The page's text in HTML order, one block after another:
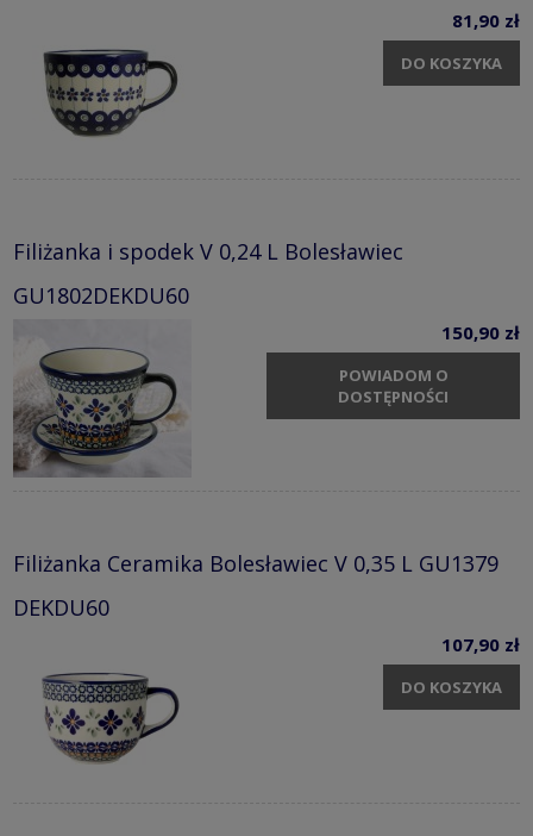
81,90 zł
DO KOSZYKA
Filiżanka i spodek V 0,24 L Bolesławiec
GU1802DEKDU60
150,90 zł
POWIADOM O
DOSTĘPNOŚCI
Filiżanka Ceramika Bolesławiec V 0,35 L GU1379
DEKDU60
107,90 zł
DO KOSZYKA